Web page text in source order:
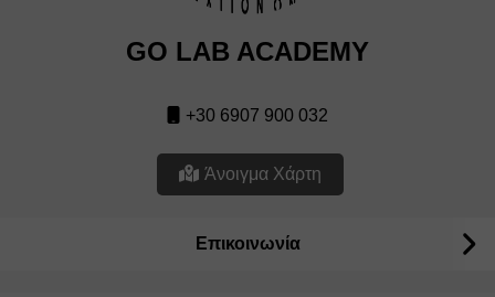
GO LAB ACADEMY
+30 6907 900 032
Άνοιγμα Χάρτη
Επικοινωνία